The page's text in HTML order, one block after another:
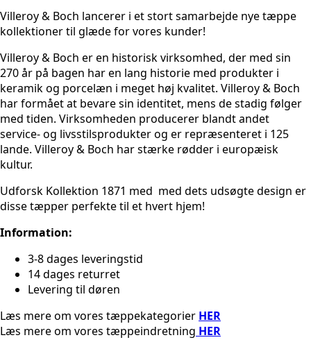
Villeroy & Boch lancerer i et stort samarbejde nye tæppe
kollektioner til glæde for vores kunder!
Villeroy & Boch er en historisk virksomhed, der med sin
270 år på bagen har en lang historie med produkter i
keramik og porcelæn i meget høj kvalitet. Villeroy & Boch
har formået at bevare sin identitet, mens de stadig følger
med tiden. Virksomheden producerer blandt andet
service- og livsstilsprodukter og er repræsenteret i 125
lande. Villeroy & Boch har stærke rødder i europæisk
kultur.
Udforsk Kollektion 1871 med med dets udsøgte design er
disse tæpper perfekte til et hvert hjem!
Information:
3-8 dages leveringstid
14 dages returret
Levering til døren
Læs mere om vores tæppekategorier HER
Læs mere om vores tæppeindretning HER